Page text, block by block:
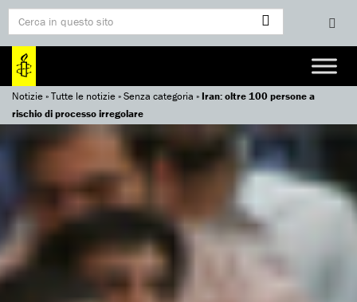
Notizie»Tutte le notizie»Senza categoria »Iran: oltre 100 persone a
rischio di processo irregolare